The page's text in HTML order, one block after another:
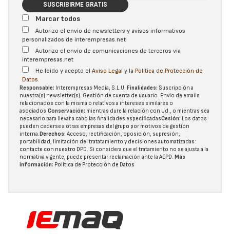
SUSCRIBIRME GRATIS
Marcar todos
Autorizo el envío de newsletters y avisos informativos
personalizados de interempresas.net
Autorizo el envío de comunicaciones de terceros vía
interempresas.net
He leído y acepto el Aviso Legal y la Política de Protección de
Datos
Responsable: Interempresas Media, S.L.U. Finalidades: Suscripción a
nuestra(s) newsletter(s). Gestión de cuenta de usuario. Envío de emails
relacionados con la misma o relativos a intereses similares o
asociados.Conservación: mientras dure la relación con Ud., o mientras sea
necesario para llevar a cabo las finalidades especificadasCesión: Los datos
pueden cederse a otras empresas del grupo por motivos de gestión
interna.Derechos: Acceso, rectificación, oposición, supresión,
portabilidad, limitación del tratatamiento y decisiones automatizadas:
contacte con nuestro DPD. Si considera que el tratamiento no se ajusta a la
normativa vigente, puede presentar reclamación ante la AEPD. Más
información: Política de Protección de Datos